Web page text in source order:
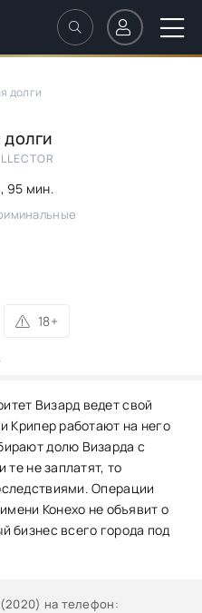
долги
, 95 мин.
18+
Визард ведет свой
Крипер работают на него
долю Визарда с
те не заплатят, то
Операции
Конехо не объявит о
бизнес всего города под
на телефон: